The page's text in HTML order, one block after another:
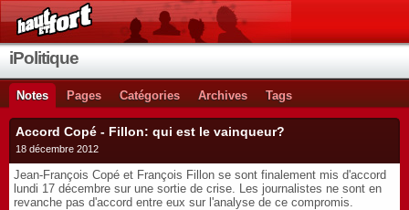
iPolitique
Notes Pages Catégories Archives Tags
Accord Copé - Fillon: qui est le vainqueur?
18 décembre 2012
Jean-François Copé et François Fillon se sont finalement mis d'accord
lundi 17 décembre sur une sortie de crise. Les journalistes ne sont en
revanche pas d'accord entre eux sur l'analyse de ce compromis.